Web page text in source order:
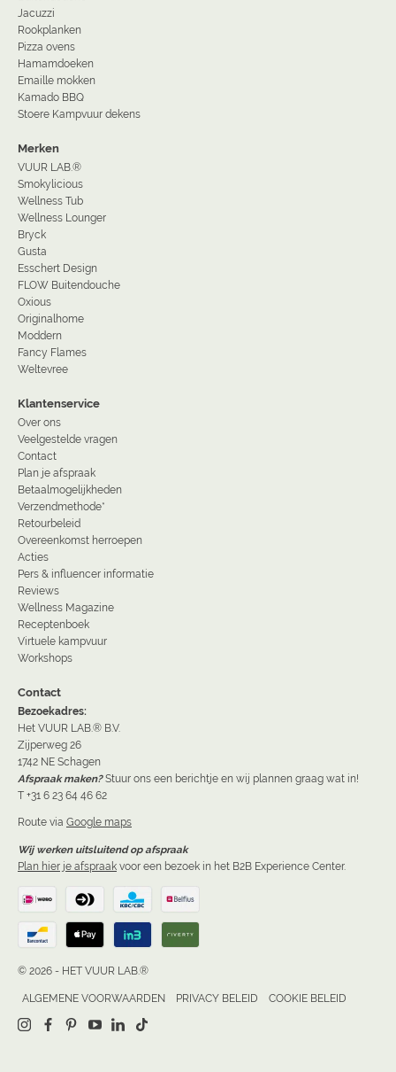
Jacuzzi
Rookplanken
Pizza ovens
Hamamdoeken
Emaille mokken
Kamado BBQ
Stoere Kampvuur dekens
Merken
VUUR LAB.®
Smokylicious
Wellness Tub
Wellness Lounger
Bryck
Gusta
Esschert Design
FLOW Buitendouche
Oxious
Originalhome
Moddern
Fancy Flames
Weltevree
Klantenservice
Over ons
Veelgestelde vragen
Contact
Plan je afspraak
Betaalmogelijkheden
Verzendmethode*
Retourbeleid
Overeenkomst herroepen
Acties
Pers & influencer informatie
Reviews
Wellness Magazine
Receptenboek
Virtuele kampvuur
Workshops
Contact
Bezoekadres:
Het VUUR LAB.® B.V.
Zijperweg 26
1742 NE Schagen
Afspraak maken? Stuur ons een berichtje en wij plannen graag wat in!
T +31 6 23 64 46 62
Route via Google maps
Wij werken uitsluitend op afspraak
Plan hier je afspraak voor een bezoek in het B2B Experience Center.
© 2026 - HET VUUR LAB.®
ALGEMENE VOORWAARDEN PRIVACY BELEID COOKIE BELEID